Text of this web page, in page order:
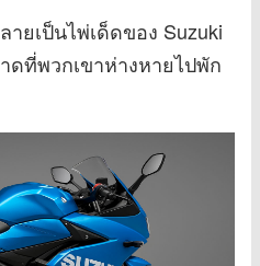
ยเป็นไพ่เด็ดของ Suzuki
ที่พวกเขาห่างหายไปพัก